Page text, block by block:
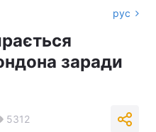
рус
заради
5312